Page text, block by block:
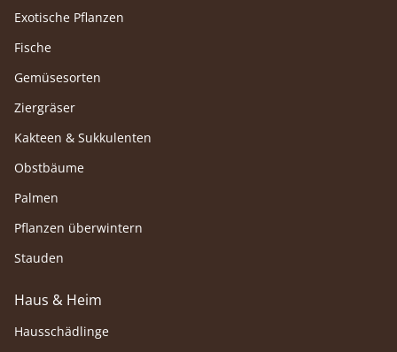
Exotische Pflanzen
Fische
Gemüsesorten
Ziergräser
Kakteen & Sukkulenten
Obstbäume
Palmen
Pflanzen überwintern
Stauden
Haus & Heim
Hausschädlinge